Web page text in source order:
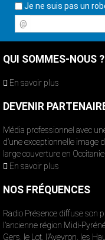
Je ne suis pas un
@
QUI SOMMES-NOUS ?
En savoir plus
DEVENIR
Média professionnel avec
d’une exceptionnelle image
large couverture en Occitanie.
En savoir plus
NOS FRÉQUENCES
Radio Présence diffuse son
l’ancienne région Midi-
Gers, le Lot, l’Aveyron, les